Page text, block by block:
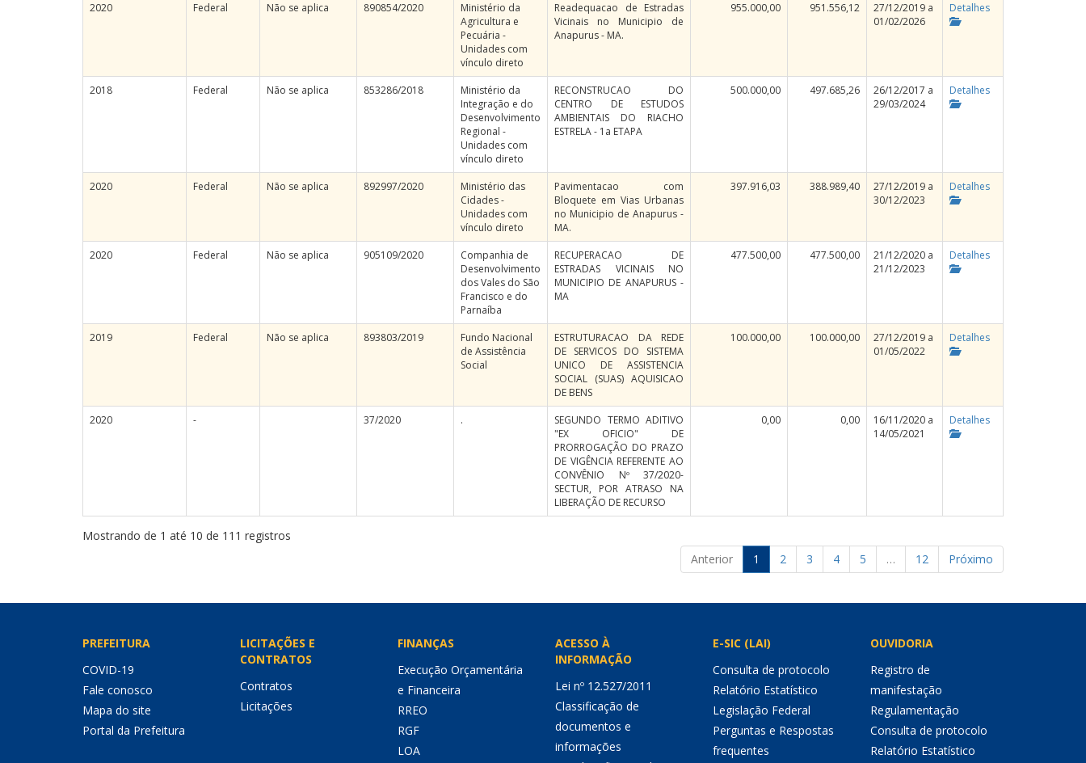
2020 Federal Não se aplica 890854/2020
Ministério da
Agricultura e
Pecuária -
Unidades com
vínculo direto
Readequacao de Estradas
Vicinais no Municipio de
Anapurus - MA.
955.000,00 951.556,12
27/12/2019 a
01/02/2026
Detalhes
2018 Federal Não se aplica 853286/2018
Ministério da
Integração e do
Desenvolvimento
Regional -
Unidades com
vínculo direto
RECONSTRUCAO DO
CENTRO DE ESTUDOS
AMBIENTAIS DO RIACHO
ESTRELA - 1a ETAPA
500.000,00 497.685,26
26/12/2017 a
29/03/2024
Detalhes
2020 Federal Não se aplica 892997/2020
Ministério das
Cidades -
Unidades com
vínculo direto
Pavimentacao com
Bloquete em Vias Urbanas
no Municipio de Anapurus -
MA.
397.916,03 388.989,40
27/12/2019 a
30/12/2023
Detalhes
2020 Federal Não se aplica 905109/2020
Companhia de
Desenvolvimento
dos Vales do São
Francisco e do
Parnaíba
RECUPERACAO DE
ESTRADAS VICINAIS NO
MUNICIPIO DE ANAPURUS -
MA
477.500,00 477.500,00
21/12/2020 a
21/12/2023
Detalhes
2019 Federal Não se aplica 893803/2019
Fundo Nacional
de Assistência
Social
ESTRUTURACAO DA REDE
DE SERVICOS DO SISTEMA
UNICO DE ASSISTENCIA
SOCIAL (SUAS) AQUISICAO
DE BENS
100.000,00 100.000,00
27/12/2019 a
01/05/2022
Detalhes
2020 - 37/2020 .
SEGUNDO TERMO ADITIVO
"EX OFICIO" DE
PRORROGAÇÃO DO PRAZO
DE VIGÊNCIA REFERENTE AO
CONVÊNIO Nº 37/2020-
SECTUR, POR ATRASO NA
LIBERAÇÃO DE RECURSO
0,00 0,00
16/11/2020 a
14/05/2021
Detalhes
Mostrando de 1 até 10 de 111 registros
Anterior
1 2 3 4 5 … 12 Próximo
PREFEITURA
COVID-19
Fale conosco
Mapa do site
Portal da Prefeitura
LICITAÇÕES E
CONTRATOS
Contratos
Licitações
FINANÇAS
Execução Orçamentária
e Financeira
RREO
RGF
LOA
ACESSO À
INFORMAÇÃO
Lei nº 12.527/2011
Classificação de
documentos e
informações
E-SIC (LAI)
Consulta de protocolo
Relatório Estatístico
Legislação Federal
Perguntas e Respostas
frequentes
OUVIDORIA
Registro de
manifestação
Regulamentação
Consulta de protocolo
Relatório Estatístico